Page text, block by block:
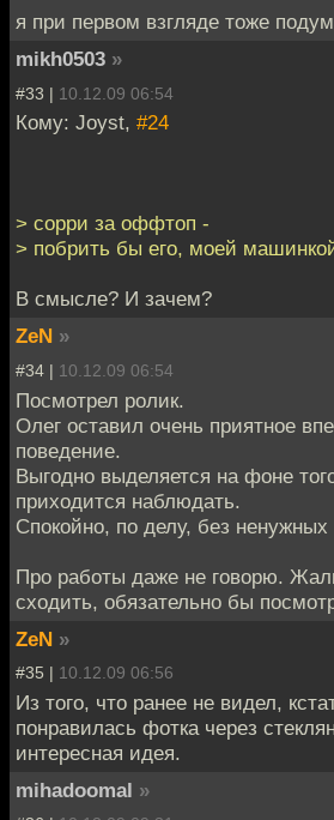
я при первом взгляде тоже
mikh0503 »
#33 | 10.12.09 06:54
Кому: Joyst, #24
> сорри за оффтоп -
> побрить бы его, моей
В смысле? И зачем?
ZeN »
#34 | 10.12.09 06:54
Посмотрел ролик.
Олег оставил очень приятное
поведение.
Выгодно выделяется на фоне
приходится наблюдать.
Спокойно, по делу, без ненужных
Про работы даже не говорю.
сходить, обязательно бы
ZeN »
#35 | 10.12.09 06:56
Из того, что ранее не видел,
понравилась фотка через
интересная идея.
mihadoomal »